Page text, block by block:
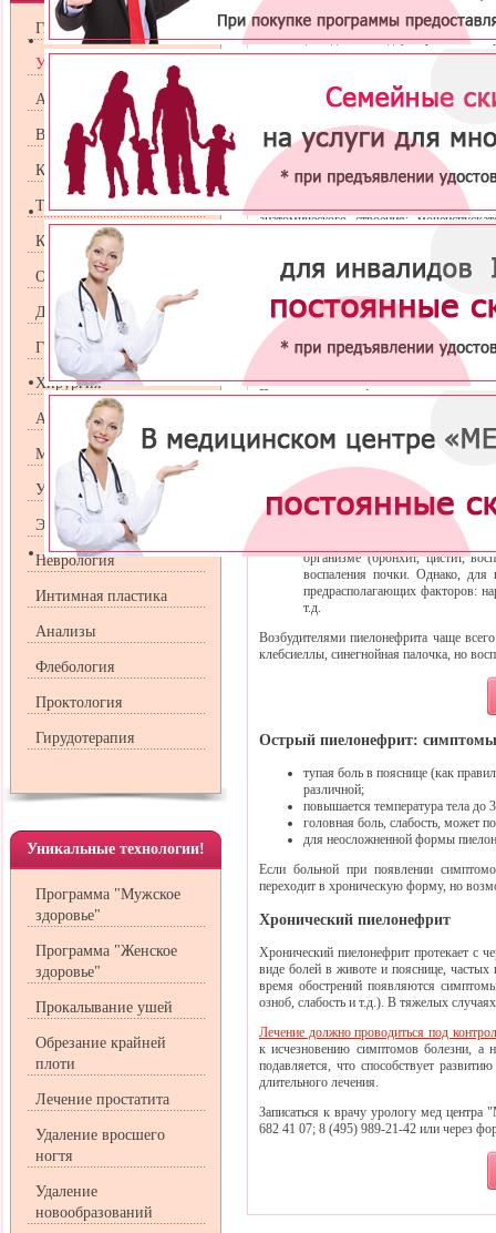
Гинекология
Урология
Андрология
Венерология
Косметология
Терапия
Кардиология
Оториноларингология
Дерматология
Гастроэнтрология
Хирургия
Аллергология
Маммология
УЗИ
Эндокринология
Неврология
Интимная пластика
Анализы
Флебология
Проктология
Гирудотерапия
Уникальные технологии!
Программа "Мужское
здоровье"
Программа "Женское
здоровье"
Прокалывание ушей
Обрезание крайней
плоти
Лечение простатита
Удаление вросшего
ногтя
Удаление
новообразований
Пиелонефрит- воспалительное
бывающее одно- или двусторонним и
острой или хронической форме.
Наиболее часто пиелонефритом
возрасте 30-40 лет. Нередко
молодых женщин после начала
статистике, женщины страдают
гораздо чаще мужчин, что объясняется
анатомического строения:
Заболевание может
особенностями анатомического
мочекаменной болезни, хронического
путей и почек.
Причины возникновения
Проникновение инфекции в почку может
Микроорганизмы попадают в
путь заражения бывает при
когда есть нарушение
пузыря в мочеточники.
восхождении инфекции по
начинается в мочеточнике,
Инфекция попадает в почку
организме (бронхит, цистит,
воспаления почки. Однако, для
предрасполагающих факторов:
т.д.
Возбудителями пиелонефрита чаще
клебсиеллы, синегнойная палочка, но
Острый пиелонефрит: симптомы
тупая боль в пояснице (как
различной;
повышается температура тела до
головная боль, слабость, может
для неосложненной формы
Если больной при появлении
переходит в хроническую форму, но
Хронический пиелонефрит
Хронический пиелонефрит протекает с
виде болей в животе и пояснице,
время обострений появляются
озноб, слабость и т.д.). В тяжелых
Лечение должно проводиться под
к исчезновению симптомов болезни, а
подавляется, что способствует
длительного лечения.
Записаться к врачу урологу мед
682 41 07; 8 (495) 989-21-42 или через